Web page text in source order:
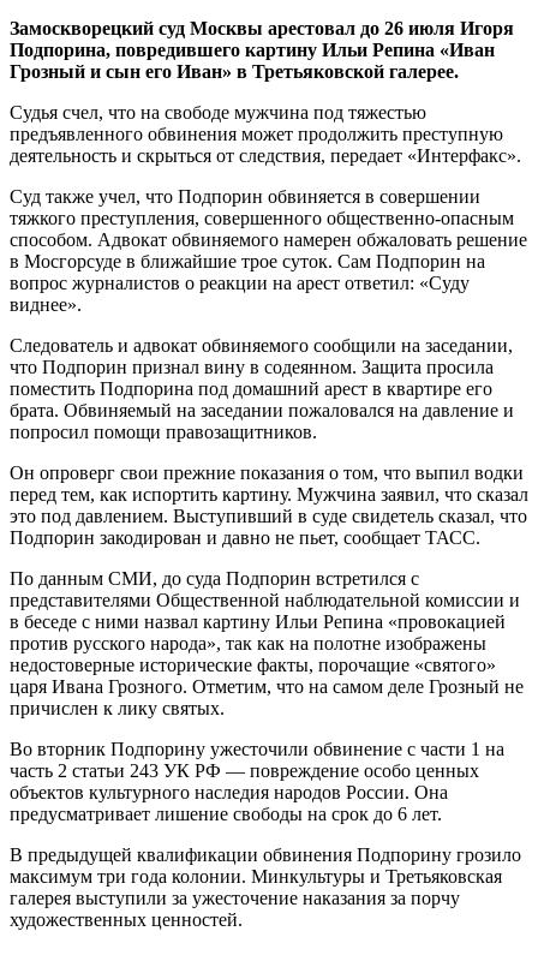
Замоскворецкий суд Москвы арестовал до 26 июля Игоря
Подпорина, повредившего картину Ильи Репина «Иван
Грозный и сын его Иван» в Третьяковской галерее.
Судья счел, что на свободе мужчина под тяжестью
предъявленного обвинения может продолжить преступную
деятельность и скрыться от следствия, передает «Интерфакс».
Суд также учел, что Подпорин обвиняется в совершении
тяжкого преступления, совершенного общественно-опасным
способом. Адвокат обвиняемого намерен обжаловать решение
в Мосгорсуде в ближайшие трое суток. Сам Подпорин на
вопрос журналистов о реакции на арест ответил: «Суду
виднее».
Следователь и адвокат обвиняемого сообщили на заседании,
что Подпорин признал вину в содеянном. Защита просила
поместить Подпорина под домашний арест в квартире его
брата. Обвиняемый на заседании пожаловался на давление и
попросил помощи правозащитников.
Он опроверг свои прежние показания о том, что выпил водки
перед тем, как испортить картину. Мужчина заявил, что сказал
это под давлением. Выступивший в суде свидетель сказал, что
Подпорин закодирован и давно не пьет, сообщает ТАСС.
По данным СМИ, до суда Подпорин встретился с
представителями Общественной наблюдательной комиссии и
в беседе с ними назвал картину Ильи Репина «провокацией
против русского народа», так как на полотне изображены
недостоверные исторические факты, порочащие «святого»
царя Ивана Грозного. Отметим, что на самом деле Грозный не
причислен к лику святых.
Во вторник Подпорину ужесточили обвинение с части 1 на
часть 2 статьи 243 УК РФ — повреждение особо ценных
объектов культурного наследия народов России. Она
предусматривает лишение свободы на срок до 6 лет.
В предыдущей квалификации обвинения Подпорину грозило
максимум три года колонии. Минкультуры и Третьяковская
галерея выступили за ужесточение наказания за порчу
художественных ценностей.